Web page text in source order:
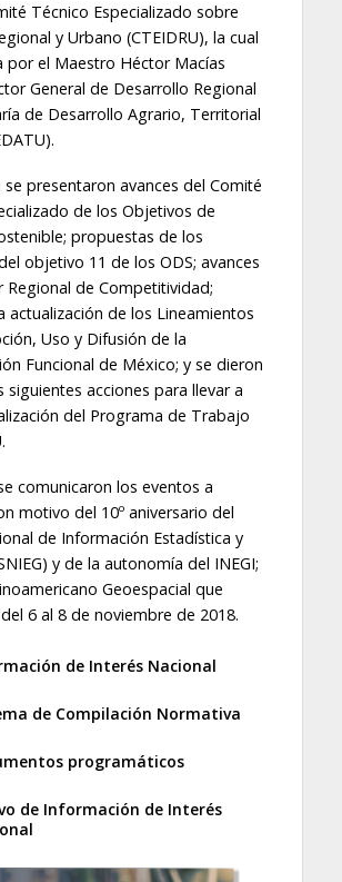
Técnico Especializado sobre
y Urbano (CTEIDRU), la cual
por el Maestro Héctor Macías
General de Desarrollo Regional
de Desarrollo Agrario, Territorial
se presentaron avances del Comité
de los Objetivos de
propuestas de los
objetivo 11 de los ODS; avances
Regional de Competitividad;
actualización de los Lineamientos
Uso y Difusión de la
Funcional de México; y se dieron
siguientes acciones para llevar a
del Programa de Trabajo
comunicaron los eventos a
motivo del 10º aniversario del
de Información Estadística y
y de la autonomía del INEGI;
Geoespacial que
6 al 8 de noviembre de 2018.
de Interés Nacional
de Compilación Normativa
programáticos
de Información de Interés